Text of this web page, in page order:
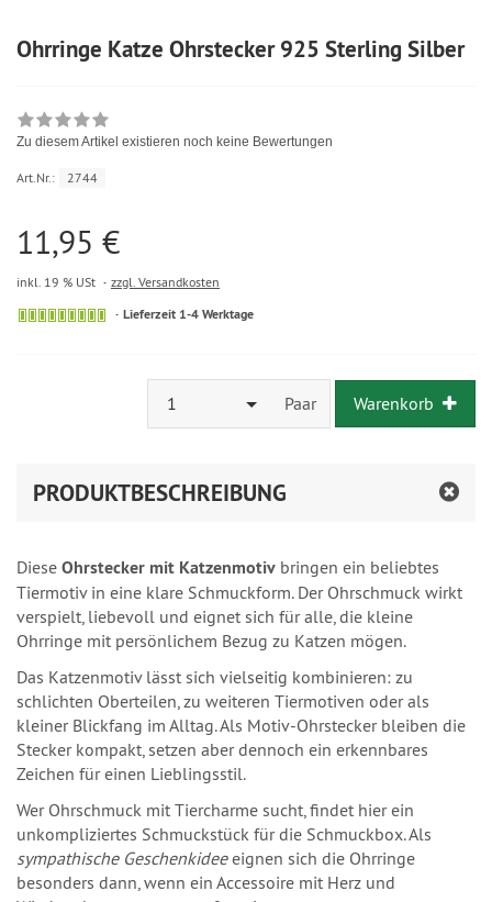
Ohrringe Katze Ohrstecker 925 Sterling Silber
Zu diesem Artikel existieren noch keine Bewertungen
Art.Nr.: 2744
11,95 €
inkl. 19 % USt zzgl. Versandkosten
Lieferzeit 1-4 Werktage
1 Paar Warenkorb
PRODUKTBESCHREIBUNG
Diese Ohrstecker mit Katzenmotiv bringen ein beliebtes
Tiermotiv in eine klare Schmuckform. Der Ohrschmuck wirkt
verspielt, liebevoll und eignet sich für alle, die kleine
Ohrringe mit persönlichem Bezug zu Katzen mögen.
Das Katzenmotiv lässt sich vielseitig kombinieren: zu
schlichten Oberteilen, zu weiteren Tiermotiven oder als
kleiner Blickfang im Alltag. Als Motiv-Ohrstecker bleiben die
Stecker kompakt, setzen aber dennoch ein erkennbares
Zeichen für einen Lieblingsstil.
Wer Ohrschmuck mit Tiercharme sucht, findet hier ein
unkompliziertes Schmuckstück für die Schmuckbox. Als
sympathische Geschenkideeeignen sich die Ohrringe
besonders dann, wenn ein Accessoire mit Herz und